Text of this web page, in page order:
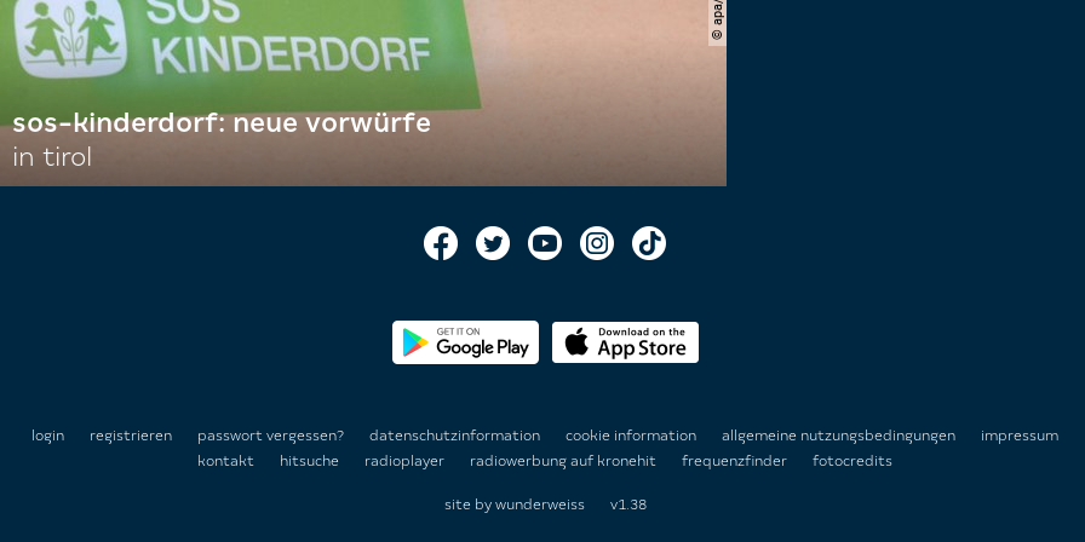
sos-kinderdorf: neue vorwürfe
in tirol
login registrieren passwort vergessen? datenschutzinformation cookie information allgemeine nutzungsbedingungen
impressum
kontakt
hitsuche radioplayer radiowerbung auf kronehit frequenzfinder fotocredits
site by wunderweiss v1.38